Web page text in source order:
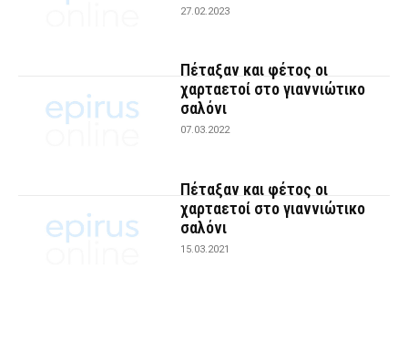
27.02.2023
Πέταξαν και φέτος οι
χαρταετοί στο γιαννιώτικο
σαλόνι
07.03.2022
Πέταξαν και φέτος οι
χαρταετοί στο γιαννιώτικο
σαλόνι
15.03.2021